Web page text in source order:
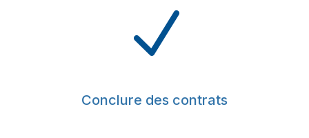
N
Conclure des contrats